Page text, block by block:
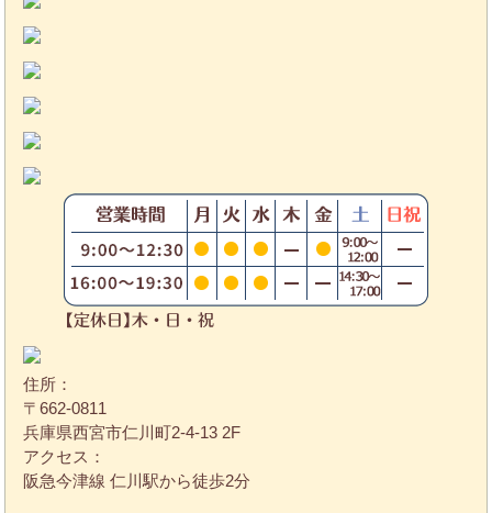
住所：
〒662-0811
兵庫県西宮市仁川町2-4-13 2F
アクセス：
阪急今津線 仁川駅から徒歩2分